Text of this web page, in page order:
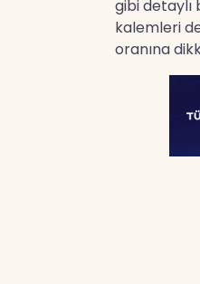
gibi detaylı
kalemleri
oranına